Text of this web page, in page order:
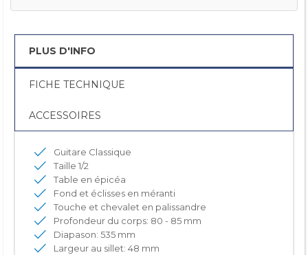
PLUS D'INFO
FICHE TECHNIQUE
ACCESSOIRES
Guitare Classique
Taille 1/2
Table en épicéa
Fond et éclisses en méranti
Touche et chevalet en palissandre
Profondeur du corps: 80 - 85 mm
Diapason: 535 mm
Largeur au sillet: 48 mm